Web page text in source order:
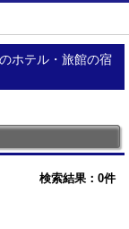
ホテル・旅館の宿
検索結果： 0件